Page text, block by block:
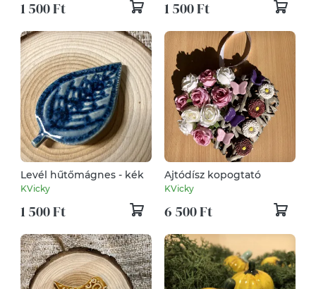
1 500 Ft 1 500 Ft
Levél hűtőmágnes - kék
KVicky
1 500 Ft
Ajtódísz kopogtató
KVicky
6 500 Ft